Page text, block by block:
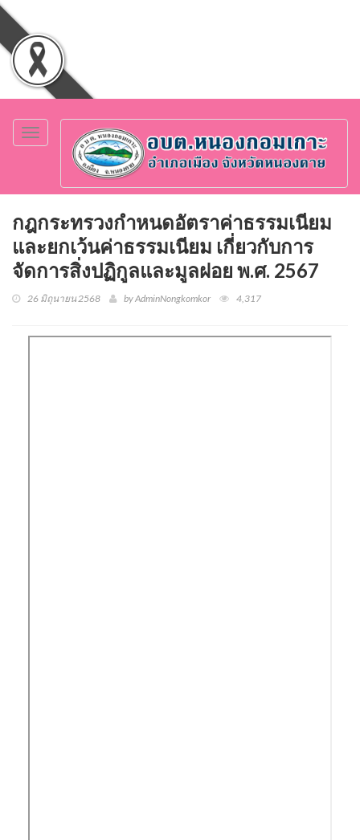
Toggle
navigation
กฎกระทรวงกำหนดอัตราค่าธรรมเนียม
และยกเว้นค่าธรรมเนียม เกี่ยวกับการ
จัดการสิ่งปฏิกูลและมูลฝอย พ.ศ. 2567
26 มิถุนายน 2568 by AdminNongkomkor 4,317